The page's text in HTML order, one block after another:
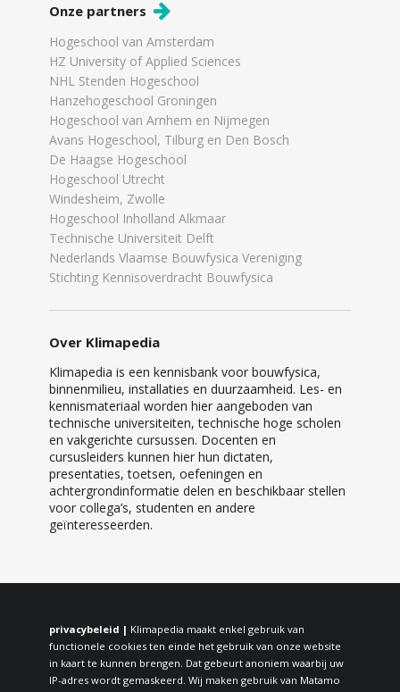
Onze partners
Hogeschool van Amsterdam
HZ University of Applied Sciences
NHL Stenden Hogeschool
Hanzehogeschool Groningen
Hogeschool van Arnhem en Nijmegen
Avans Hogeschool, Tilburg en Den Bosch
De Haagse Hogeschool
Hogeschool Utrecht
Windesheim, Zwolle
Hogeschool Inholland Alkmaar
Technische Universiteit Delft
Nederlands Vlaamse Bouwfysica Vereniging
Stichting Kennisoverdracht Bouwfysica
Over Klimapedia
Klimapedia is een kennisbank voor bouwfysica,
binnenmilieu, installaties en duurzaamheid. Les- en
kennismateriaal worden hier aangeboden van
technische universiteiten, technische hoge scholen
en vakgerichte cursussen. Docenten en
cursusleiders kunnen hier hun dictaten,
presentaties, toetsen, oefeningen en
achtergrondinformatie delen en beschikbaar stellen
voor collega’s, studenten en andere
geïnteresseerden.
privacybeleid | Klimapedia maakt enkel gebruik van
functionele cookies ten einde het gebruik van onze website
in kaart te kunnen brengen. Dat gebeurt anoniem waarbij uw
IP-adres wordt gemaskeerd. Wij maken gebruik van Matamo